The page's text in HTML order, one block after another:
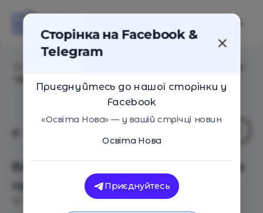
Вебінар "ТОП помилок початківців
при вивченні C#"
18 Березня 2024 680
Сторінка на Facebook &
Telegram
Приєднуйтесь до нашої сторінки у
Facebook
«Освіта Нова» — у вашій стрічці новин
Освіта Нова
Приєднуйтесь